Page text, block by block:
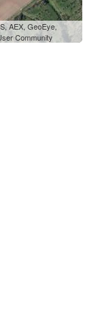
AEX, GeoEye,
Community